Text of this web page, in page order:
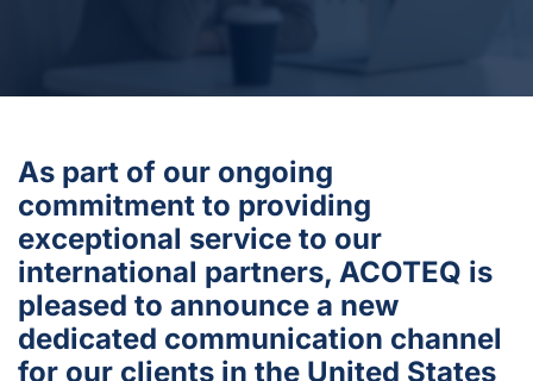
As part of our ongoing
commitment to providing
exceptional service to our
international partners, ACOTEQ is
pleased to announce a new
dedicated communication channel
for our clients in the United States